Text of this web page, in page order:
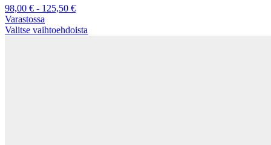
98,00 € - 125,50 €
Varastossa
Valitse vaihtoehdoista